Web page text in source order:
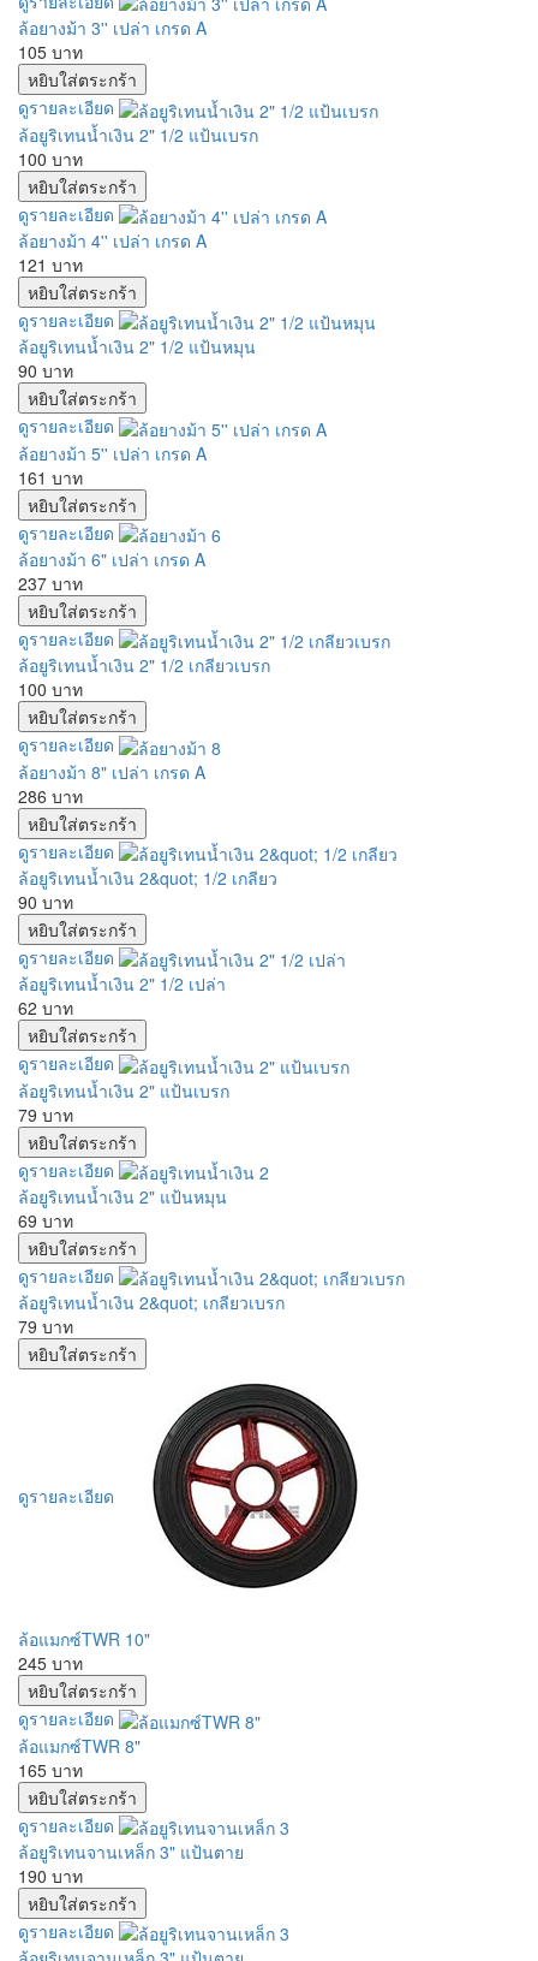
ล้อยางม้า 3'' เปล่า เกรด A
105 บาท
ดูรายละเอียด
ล้อยูริเทนน้ำเงิน 2" 1/2 แป้นเบรก
100 บาท
ดูรายละเอียด
ล้อยางม้า 4'' เปล่า เกรด A
121 บาท
ดูรายละเอียด
ล้อยูริเทนน้ำเงิน 2" 1/2 แป้นหมุน
90 บาท
ดูรายละเอียด
ล้อยางม้า 5'' เปล่า เกรด A
161 บาท
ดูรายละเอียด
ล้อยางม้า 6" เปล่า เกรด A
237 บาท
ดูรายละเอียด
ล้อยูริเทนน้ำเงิน 2" 1/2 เกลียวเบรก
100 บาท
ดูรายละเอียด
ล้อยางม้า 8" เปล่า เกรด A
286 บาท
ดูรายละเอียด
ล้อยูริเทนน้ำเงิน 2&quot; 1/2 เกลียว
90 บาท
ดูรายละเอียด
ล้อยูริเทนน้ำเงิน 2" 1/2 เปล่า
62 บาท
ดูรายละเอียด
ล้อยูริเทนน้ำเงิน 2" แป้นเบรก
79 บาท
ดูรายละเอียด
ล้อยูริเทนน้ำเงิน 2" แป้นหมุน
69 บาท
ดูรายละเอียด
ล้อยูริเทนน้ำเงิน 2&quot; เกลียวเบรก
79 บาท
ดูรายละเอียด
ล้อแมกซ์TWR 10"
245 บาท
ดูรายละเอียด
ล้อแมกซ์TWR 8"
165 บาท
ดูรายละเอียด
ล้อยูริเทนจานเหล็ก 3" แป้นตาย
190 บาท
ดูรายละเอียด